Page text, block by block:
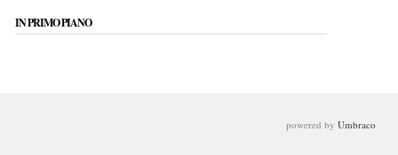
IN PRIMO PIANO
powered by Umbraco